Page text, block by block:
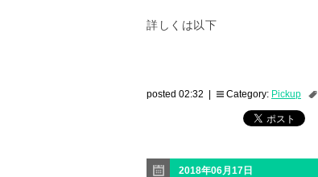
詳しくは以下
posted 02:32 | Category: Pickup
2018年06月17日